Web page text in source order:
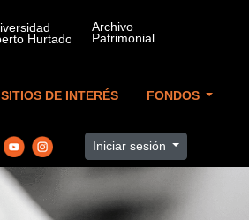
SITIOS DE INTERÉS FONDOS
Iniciar sesión